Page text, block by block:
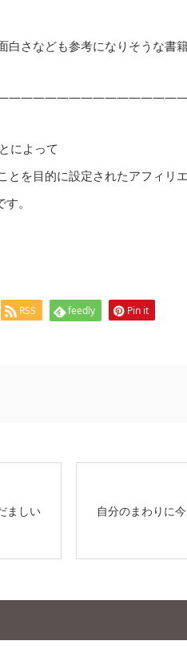
さなども参考になりそうな書籍
によって
を目的に設定されたアフィリ
。
RSS feedly Pin it
ましい 自分のまわりに